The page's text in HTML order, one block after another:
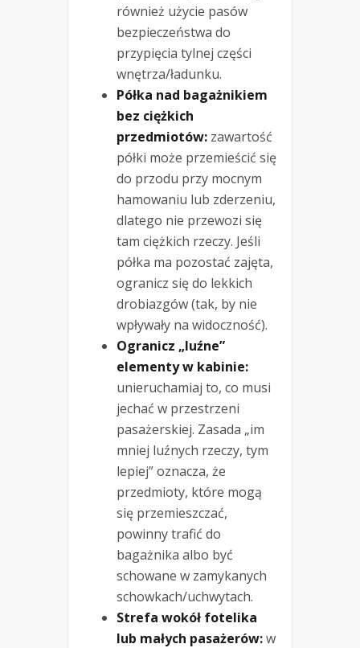
również użycie pasów
bezpieczeństwa do
przypięcia tylnej części
wnętrza/ładunku.
Półka nad bagażnikiem
bez ciężkich
przedmiotów: zawartość
półki może przemieścić się
do przodu przy mocnym
hamowaniu lub zderzeniu,
dlatego nie przewozi się
tam ciężkich rzeczy. Jeśli
półka ma pozostać zajęta,
ogranicz się do lekkich
drobiazgów (tak, by nie
wpływały na widoczność).
Ogranicz „luźne”
elementy w kabinie:
unieruchamiaj to, co musi
jechać w przestrzeni
pasażerskiej. Zasada „im
mniej luźnych rzeczy, tym
lepiej” oznacza, że
przedmioty, które mogą
się przemieszczać,
powinny trafić do
bagażnika albo być
schowane w zamykanych
schowkach/uchwytach.
Strefa wokół fotelika
lub małych pasażerów:w